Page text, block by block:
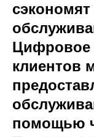
Цифровое
клиентов
помощью